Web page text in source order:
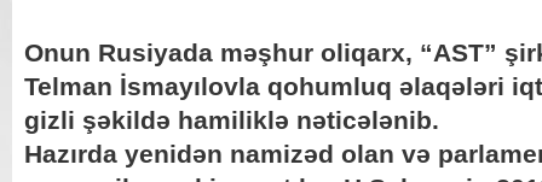
Onun Rusiyada məşhur oliqarx, “AST”
Telman İsmayılovla qohumluq əlaqələri
gizli şəkildə hamiliklə nəticələnib.
Hazırda yenidən namizəd olan və